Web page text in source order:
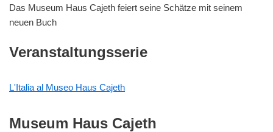
Das Museum Haus Cajeth feiert seine Schätze mit seinem
neuen Buch
Veranstaltungsserie
L'Italia al Museo Haus Cajeth
Museum Haus Cajeth